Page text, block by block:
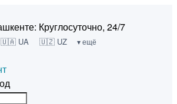
Круглосуточно, 24/7
🇺🇦 UA 🇺🇿 UZ ▾ ещё